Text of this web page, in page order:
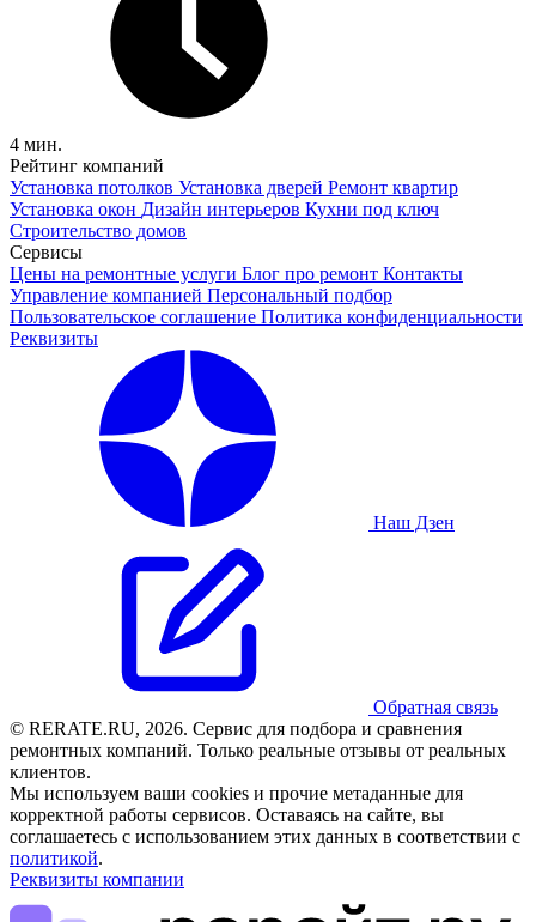
4 мин.
Рейтинг компаний
Установка потолков Установка дверей Ремонт квартир
Установка окон Дизайн интерьеров Кухни под ключ
Строительство домов
Сервисы
Цены на ремонтные услуги Блог про ремонт Контакты
Управление компанией Персональный подбор
Пользовательское соглашение Политика конфиденциальности
Реквизиты
Наш Дзен
Обратная связь
© RERATE.RU, 2026. Сервис для подбора и сравнения
ремонтных компаний. Только реальные отзывы от реальных
клиентов.
Мы используем ваши cookies и прочие метаданные для
корректной работы сервисов. Оставаясь на сайте, вы
соглашаетесь с использованием этих данных в соответствии с
политикой.
Реквизиты компании